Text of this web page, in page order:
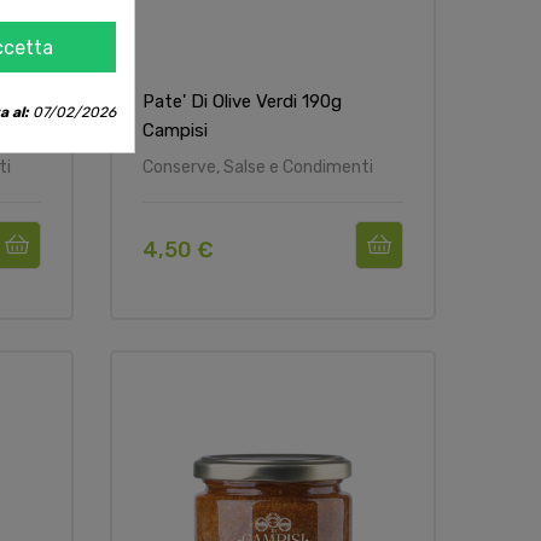
Pate' Di Olive Verdi 190g
Campisi
Conserve, Salse e Condimenti
4,50 €
al:07/02/2026